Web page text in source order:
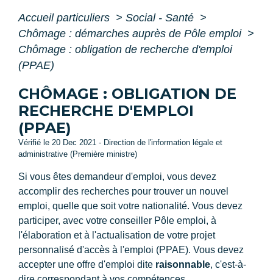
Accueil particuliers > Social - Santé >
Chômage : démarches auprès de Pôle emploi >
Chômage : obligation de recherche d'emploi
(PPAE)
CHÔMAGE : OBLIGATION DE
RECHERCHE D'EMPLOI
(PPAE)
Vérifié le 20 Dec 2021 - Direction de l'information légale et
administrative (Première ministre)
Si vous êtes demandeur d'emploi, vous devez
accomplir des recherches pour trouver un nouvel
emploi, quelle que soit votre nationalité. Vous devez
participer, avec votre conseiller Pôle emploi, à
l'élaboration et à l'actualisation de votre projet
personnalisé d'accès à l'emploi (PPAE). Vous devez
accepter une offre d'emploi dite raisonnable, c'est-à-